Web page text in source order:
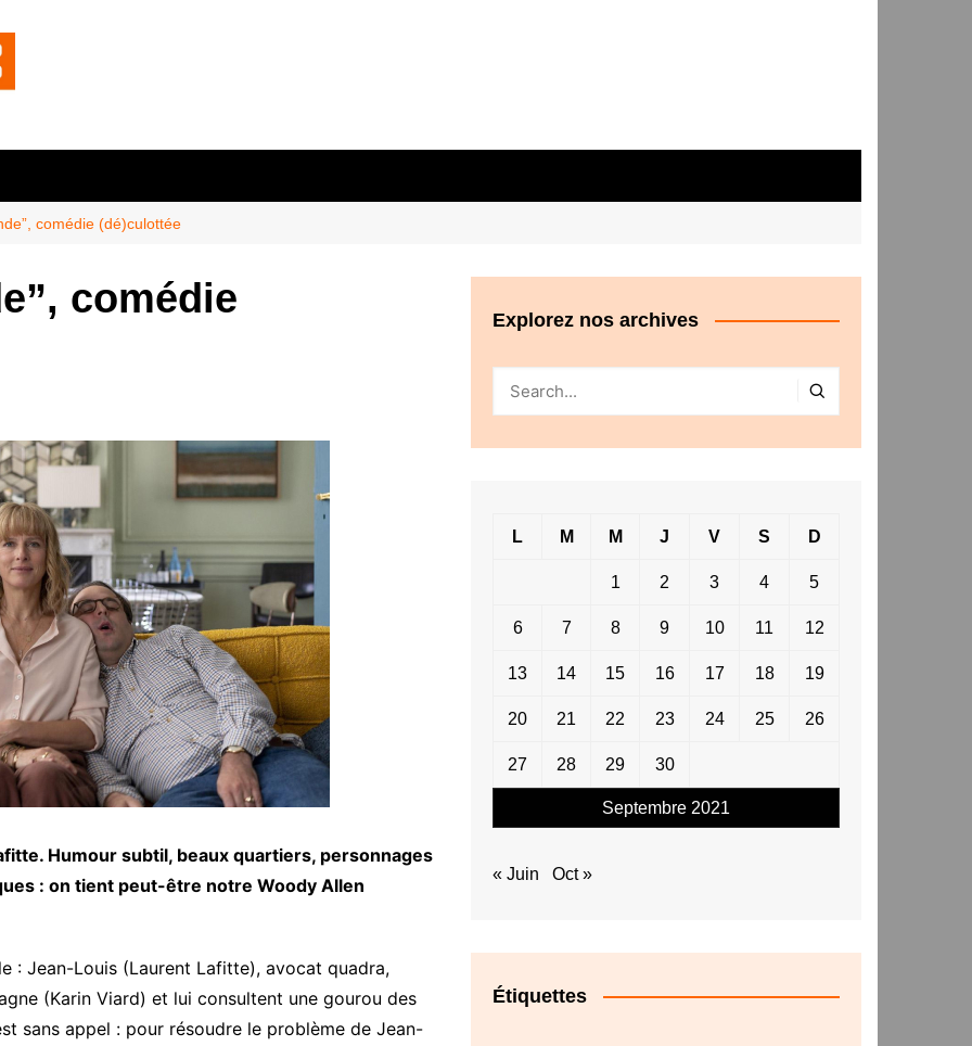
comédie (dé)culottée
comédie
Humour subtil, beaux quartiers, personnages
: on tient peut-être notre Woody Allen
: Jean-Louis (Laurent Lafitte), avocat quadra,
(Karin Viard) et lui consultent une gourou des
sans appel : pour résoudre le problème de Jean-
Explorez nos archives
Septembre 2021
L M M J V S D
1 2 3 4 5
6 7 8 9 10 11 12
13 14 15 16 17 18 19
20 21 22 23 24 25 26
27 28 29 30
« Juin Oct »
Étiquettes